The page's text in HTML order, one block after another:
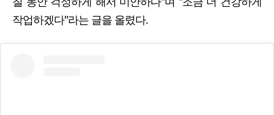
작업하겠다"라는 글을 올렸다.